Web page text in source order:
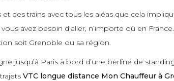
des trains avec tous les aléas que cela
avez besoin d’aller, n’importe où en
soit Grenoble ou sa région.
jusqu’à Paris à bord d’une berline de
VTC longue distance Mon Chauffeur à